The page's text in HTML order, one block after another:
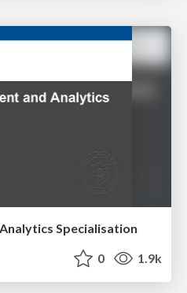
Specialisation
0 1.9k